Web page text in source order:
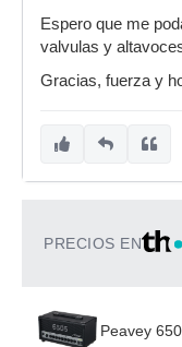
Espero que me
valvulas y
Gracias, fuerza y
PRECIOS EN
Peavey